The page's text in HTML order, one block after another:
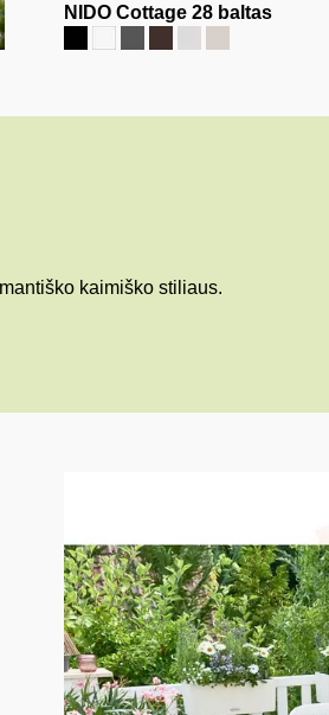
NIDO Cottage 28 baltas
kaimiško stiliaus.